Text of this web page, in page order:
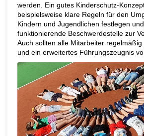
werden. Ein gutes Kinderschutz-
beispielsweise klare Regeln für den
Kindern und Jugendlichen festlegen
funktionierende Beschwerdestelle zur
Auch sollten alle Mitarbeiter regelmäßig
und ein erweitertes Führungszeugnis